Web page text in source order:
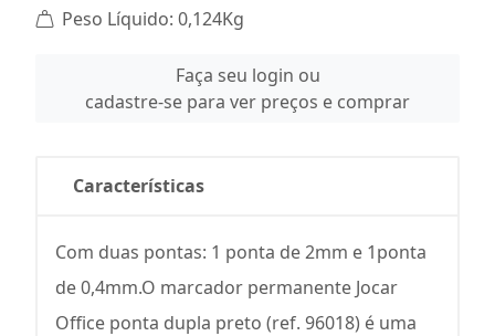
Peso Líquido: 0,124Kg
Faça seu login ou
cadastre-se para ver preços e comprar
Características
Com duas pontas: 1 ponta de 2mm e 1ponta
de 0,4mm.O marcador permanente Jocar
Office ponta dupla preto (ref. 96018) é uma